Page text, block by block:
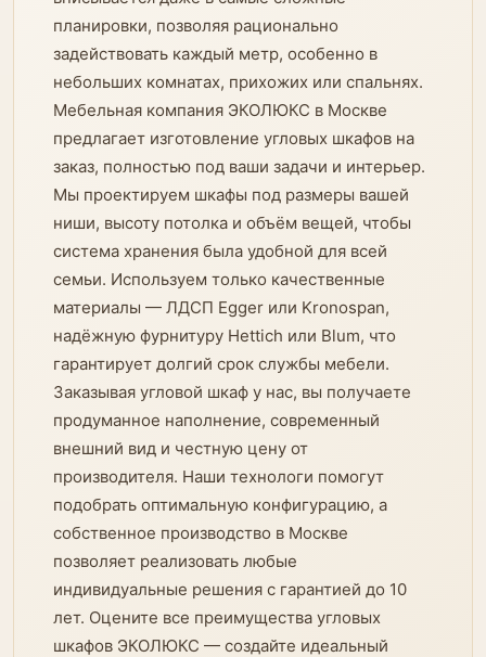
планировки, позволяя рационально
задействовать каждый метр, особенно в
небольших комнатах, прихожих или спальнях.
Мебельная компания ЭКОЛЮКС в Москве
предлагает изготовление угловых шкафов на
заказ, полностью под ваши задачи и интерьер.
Мы проектируем шкафы под размеры вашей
ниши, высоту потолка и объём вещей, чтобы
система хранения была удобной для всей
семьи. Используем только качественные
материалы — ЛДСП Egger или Kronospan,
надёжную фурнитуру Hettich или Blum, что
гарантирует долгий срок службы мебели.
Заказывая угловой шкаф у нас, вы получаете
продуманное наполнение, современный
внешний вид и честную цену от
производителя. Наши технологи помогут
подобрать оптимальную конфигурацию, а
собственное производство в Москве
позволяет реализовать любые
индивидуальные решения с гарантией до 10
лет. Оцените все преимущества угловых
шкафов ЭКОЛЮКС — создайте идеальный